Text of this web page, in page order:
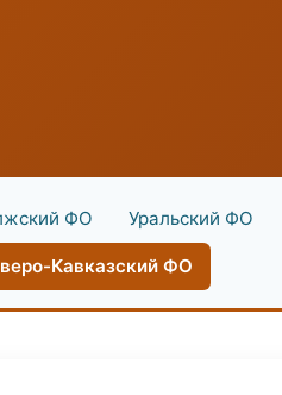
ФО Уральский ФО
Кавказский ФО